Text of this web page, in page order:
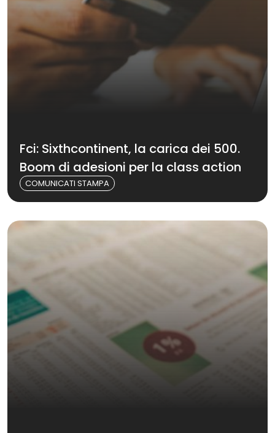
Fci: Sixthcontinent, la carica dei 500.
Boom di adesioni per la class action
COMUNICATI STAMPA